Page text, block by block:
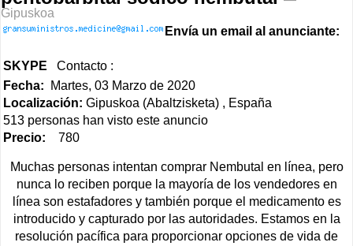
Gipuskoa
Envía un email al anunciante:
SKYPE Contacto :
Fecha:
Martes, 03 Marzo de 2020
Localización: Gipuskoa (Abaltzisketa) , España
513 personas han visto este anuncio
Precio: 780
Muchas personas intentan comprar Nembutal en línea, pero
nunca lo reciben porque la mayoría de los vendedores en
línea son estafadores y también porque el medicamento es
introducido y capturado por las autoridades. Estamos en la
resolución pacífica para proporcionar opciones de vida de